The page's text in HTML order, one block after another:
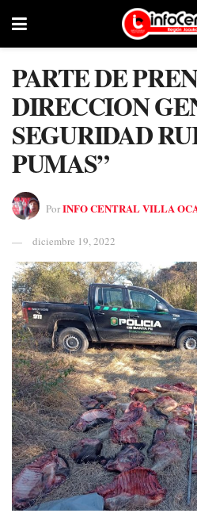
PARTE DE
DIRECCION
SEGURIDAD
PUMAS”
PorINFO CENTRAL VILLA
diciembre 19, 2022